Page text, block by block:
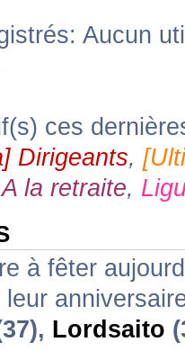
Aucun
ces
Dirigeants,
la retraite,
à fêter
leur
Lordsaito